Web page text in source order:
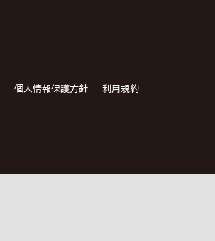
個人情報保護方針 利用規約